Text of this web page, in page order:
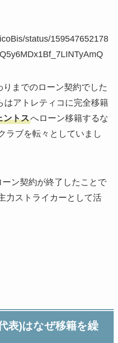
status/159547652178
までのローン契約でした
はアトレティコに完全移籍
ントスへローン移籍するな
ラブを転々としていまし
ン契約が終了したことで
力ストライカーとして活
表)はなぜ移籍を繰